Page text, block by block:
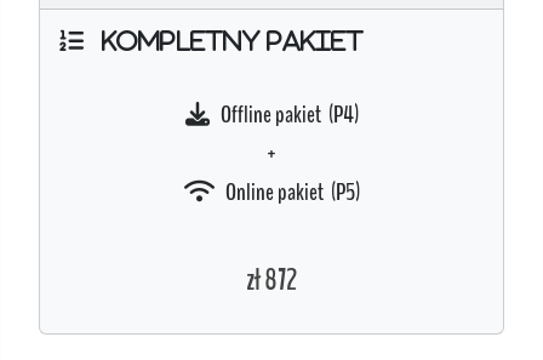
KOMPLETNY PAKIET
Offline pakiet (P4)
+
Online pakiet (P5)
zł 872